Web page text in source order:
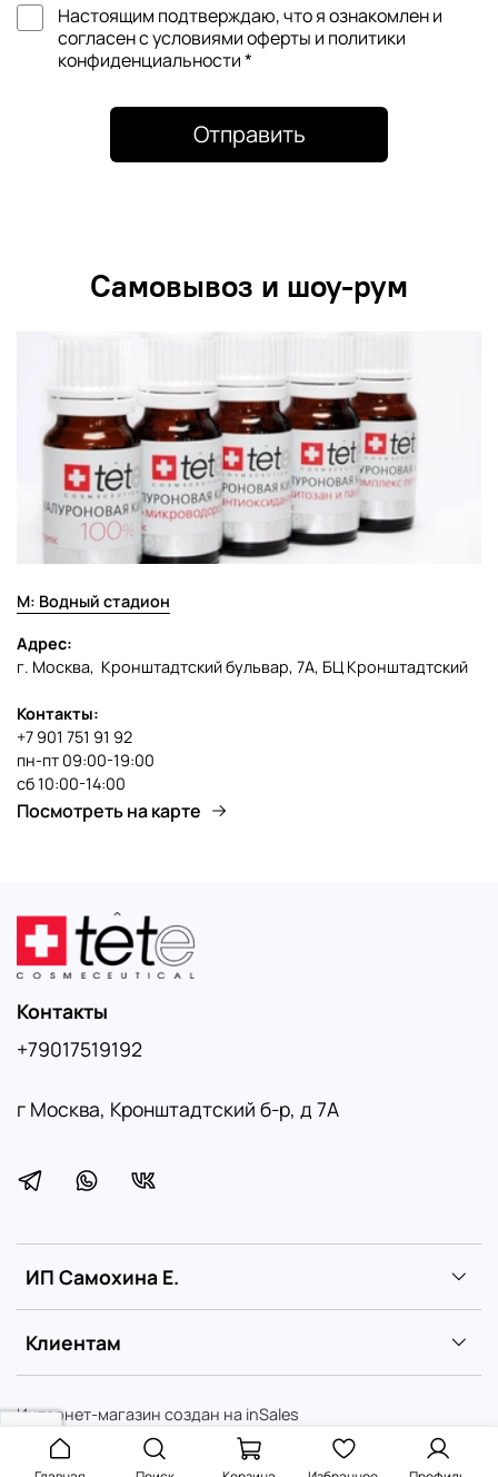
Настоящим подтверждаю, что я ознакомлен и
согласен с условиями оферты и политики
конфиденциальности *
Отправить
Самовывоз и шоу-рум
М: Водный стадион
Адрес:
г. Москва, Кронштадтский бульвар, 7А, БЦ Кронштадтский
Контакты:
+7 901 751 91 92
пн-пт 09:00-19:00
сб 10:00-14:00
Посмотреть на карте
ИП Самохина Е.
Клиентам
Контакты
+79017519192
г Москва, Кронштадтский б-р, д 7А
Интернет-магазин создан на inSales
Или выберите и установите один из плагинов